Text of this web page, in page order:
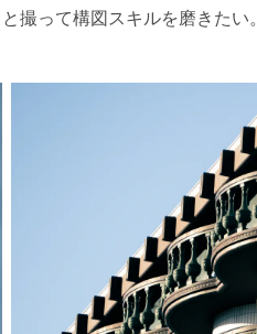
撮って構図スキルを磨きたい。